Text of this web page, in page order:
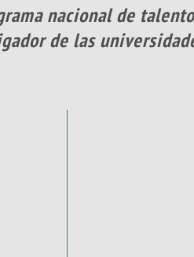
nacional de
de las